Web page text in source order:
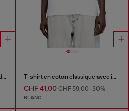
Chemise à manches courtes en denim traité fluide T-shirt en coton classique avec impression numérique
CHF 41,00CHF 59,00-30%
BLANC